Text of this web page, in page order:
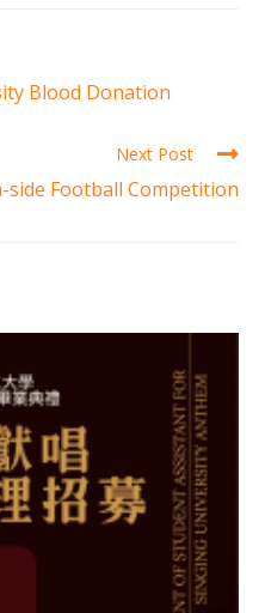
Blood Donation
Next Post
side Football Competition